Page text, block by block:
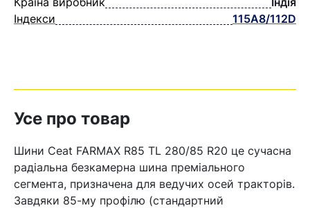
Індекси
115А8/112D
Усе про товар
Шини Ceat FARMAX R85 TL 280/85 R20 це сучасна
радіальна безкамерна шина преміального
сегмента, призначена для ведучих осей тракторів.
Завдяки 85-му профілю (стандартний